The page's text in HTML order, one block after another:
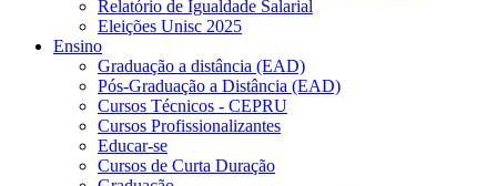
Relatório de Igualdade Salarial
Eleições Unisc 2025
Ensino
Graduação a distância (EAD)
Pós-Graduação a Distância (EAD)
Cursos Técnicos - CEPRU
Cursos Profissionalizantes
Educar-se
Cursos de Curta Duração